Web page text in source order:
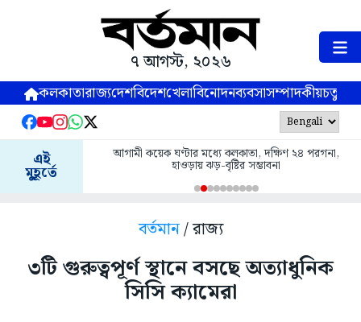
৭ আগস্ট, ২০২৬
কলকাতারাজ্যদেশবিদেশখেলাবিনোদনব্যবসাসম্পাদকীয়
এই
মুহূর্তে
আগামী কয়েক ঘণ্টার মধ্যে কলকাতা, দক্ষিণ ২৪ পরগনা,
হাওড়ায় ঝড়-বৃষ্টির সম্ভাবনা
বর্তমান/ রাজ্য
৩টি গুরুত্বপূর্ণ স্থানে বসছে অত্যাধুনিক
সিসি ক্যামেরা